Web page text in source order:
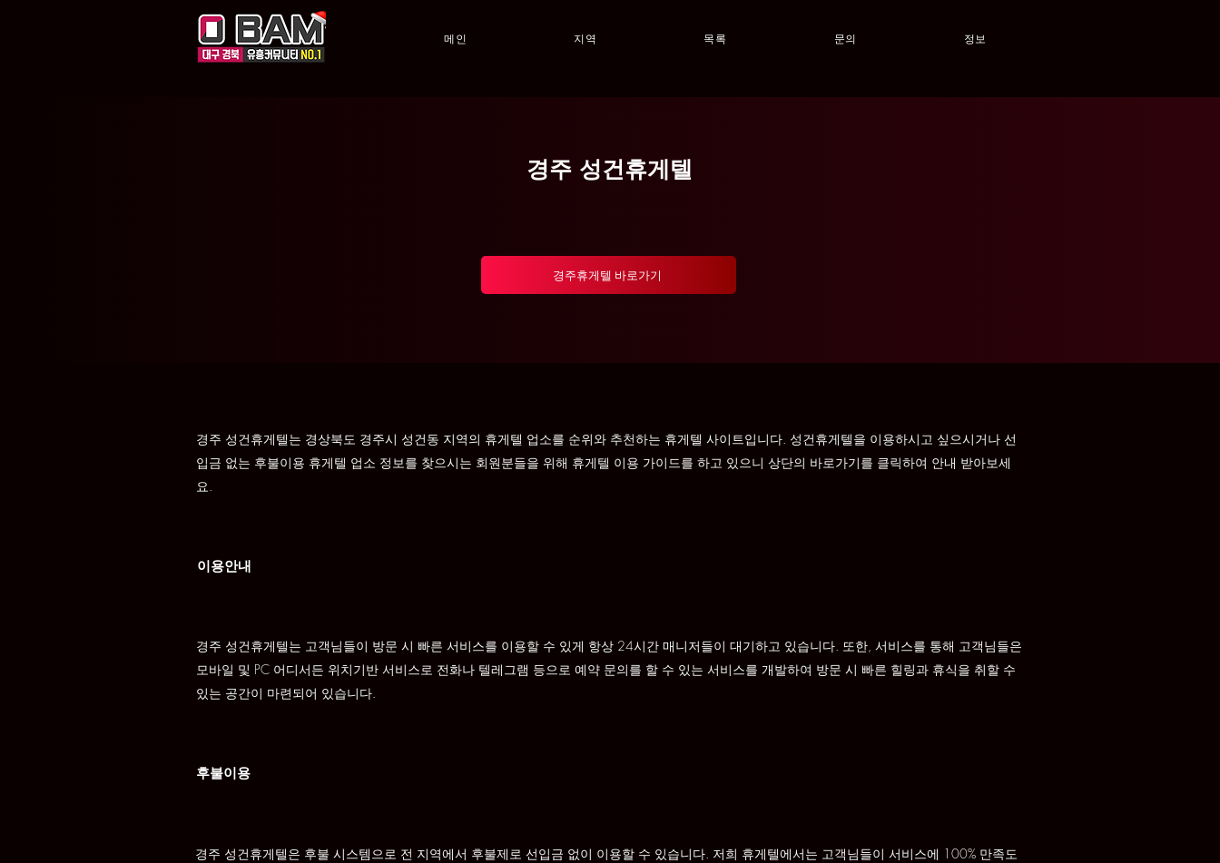
메인 지역 목록 문의 정보
경주 성건휴게텔
경주휴게텔 바로가기
경주 성건휴게텔는 경상북도 경주시 성건동 지역의 휴게텔 업소를 순위와 추천하는 휴게텔 사이트입니다. 성건휴게텔을 이용하시고 싶으시거나 선
입금 없는 후불이용 휴게텔 업소 정보를 찾으시는 회원분들을 위해 휴게텔 이용 가이드를 하고 있으니 상단의 바로가기를 클릭하여 안내 받아보세
요.
이용안내
경주 성건휴게텔는 고객님들이 방문 시 빠른 서비스를 이용할 수 있게 항상 24시간 매니저들이 대기하고 있습니다. 또한, 서비스를 통해 고객님들은
모바일 및 PC 어디서든 위치기반 서비스로 전화나 텔레그램 등으로 예약 문의를 할 수 있는 서비스를 개발하여 방문 시 빠른 힐링과 휴식을 취할 수
있는 공간이 마련되어 있습니다.
후불이용
경주 성건휴게텔은 후불 시스템으로 전 지역에서 후불제로 선입금 없이 이용할 수 있습니다. 저희 휴게텔에서는 고객님들이 서비스에 100% 만족도